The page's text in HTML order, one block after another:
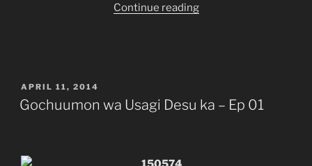
Continue reading“Mikakunin
POSTED
ON
APRIL 11, 2014
Gochuumon wa Usagi Desu ka – Ep 01